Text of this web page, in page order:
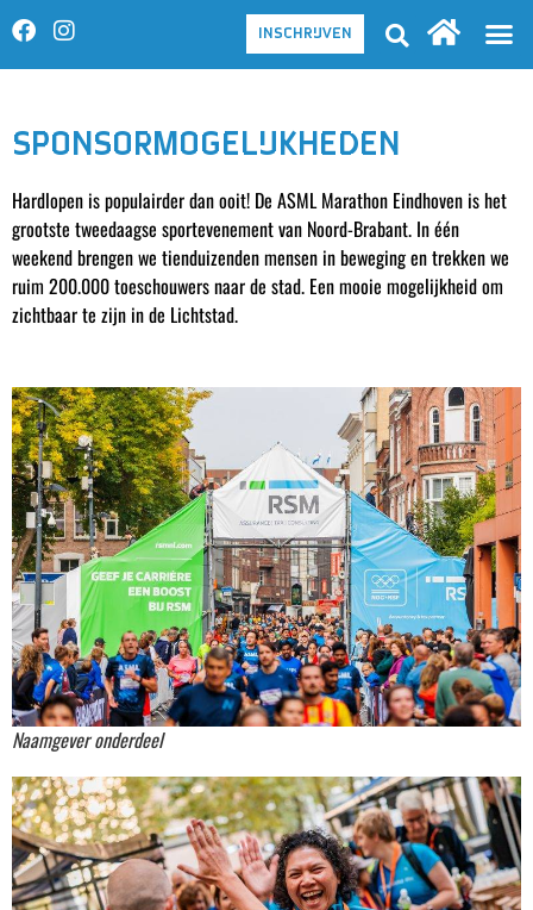
INSCHRIJVEN
SPONSORMOGELIJKHEDEN
Hardlopen is populairder dan ooit! De ASML Marathon Eindhoven is het
grootste tweedaagse sportevenement van Noord-Brabant. In één
weekend brengen we tienduizenden mensen in beweging en trekken we
ruim 200.000 toeschouwers naar de stad. Een mooie mogelijkheid om
zichtbaar te zijn in de Lichtstad.
Naamgever onderdeel